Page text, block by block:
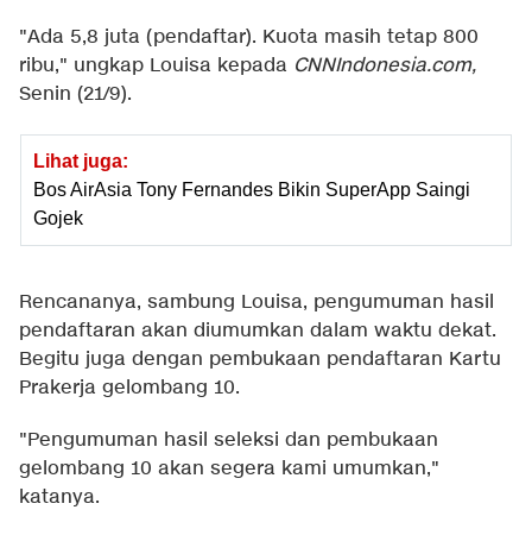
"Ada 5,8 juta (pendaftar). Kuota masih tetap 800
ribu," ungkap Louisa kepada CNNIndonesia.com,
Senin (21/9).
Lihat juga:
Bos AirAsia Tony Fernandes Bikin SuperApp Saingi
Gojek
Rencananya, sambung Louisa, pengumuman hasil
pendaftaran akan diumumkan dalam waktu dekat.
Begitu juga dengan pembukaan pendaftaran Kartu
Prakerja gelombang 10.
"Pengumuman hasil seleksi dan pembukaan
gelombang 10 akan segera kami umumkan,"
katanya.